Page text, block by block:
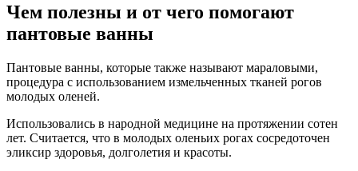
Чем полезны и от чего помогают
пантовые ванны
Пантовые ванны, которые также называют мараловыми,
процедура с использованием измельченных тканей рогов
молодых оленей.
Использовались в народной медицине на протяжении сотен
лет. Считается, что в молодых оленьих рогах сосредоточен
эликсир здоровья, долголетия и красоты.